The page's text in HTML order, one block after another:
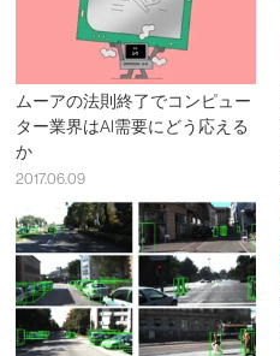
ムーアの法則終了でコンピュー
ター業界はAI需要にどう応える
か
2017.06.09